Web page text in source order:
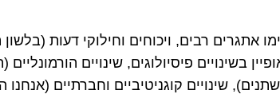
אתגרים רבים, ויכוחים וחילוקי דעות
בשינויים פיסיולוגים, שינויים
שינויים קוגניטיביים וחברתיים